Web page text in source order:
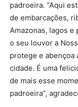
padroeira. “Aqui
de embarcações,
Amazonas, lagos e
o seu louvor a
protege e abençoa
cidade. É uma
de mais esse
padroeira”,